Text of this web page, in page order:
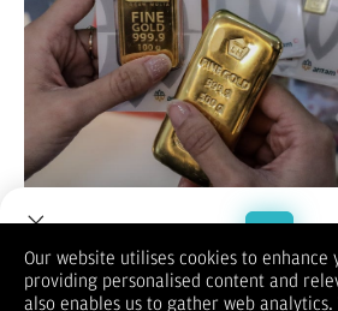
Bisnis.com, JAKARTA — Mengintip
emas menuju akhir Juli 2025.
Analis Dupoin Futures Indonesia Andy
Welcome to
Our website utilises cookies to enhance
providing personalised content and
also enables us to gather web analytics.